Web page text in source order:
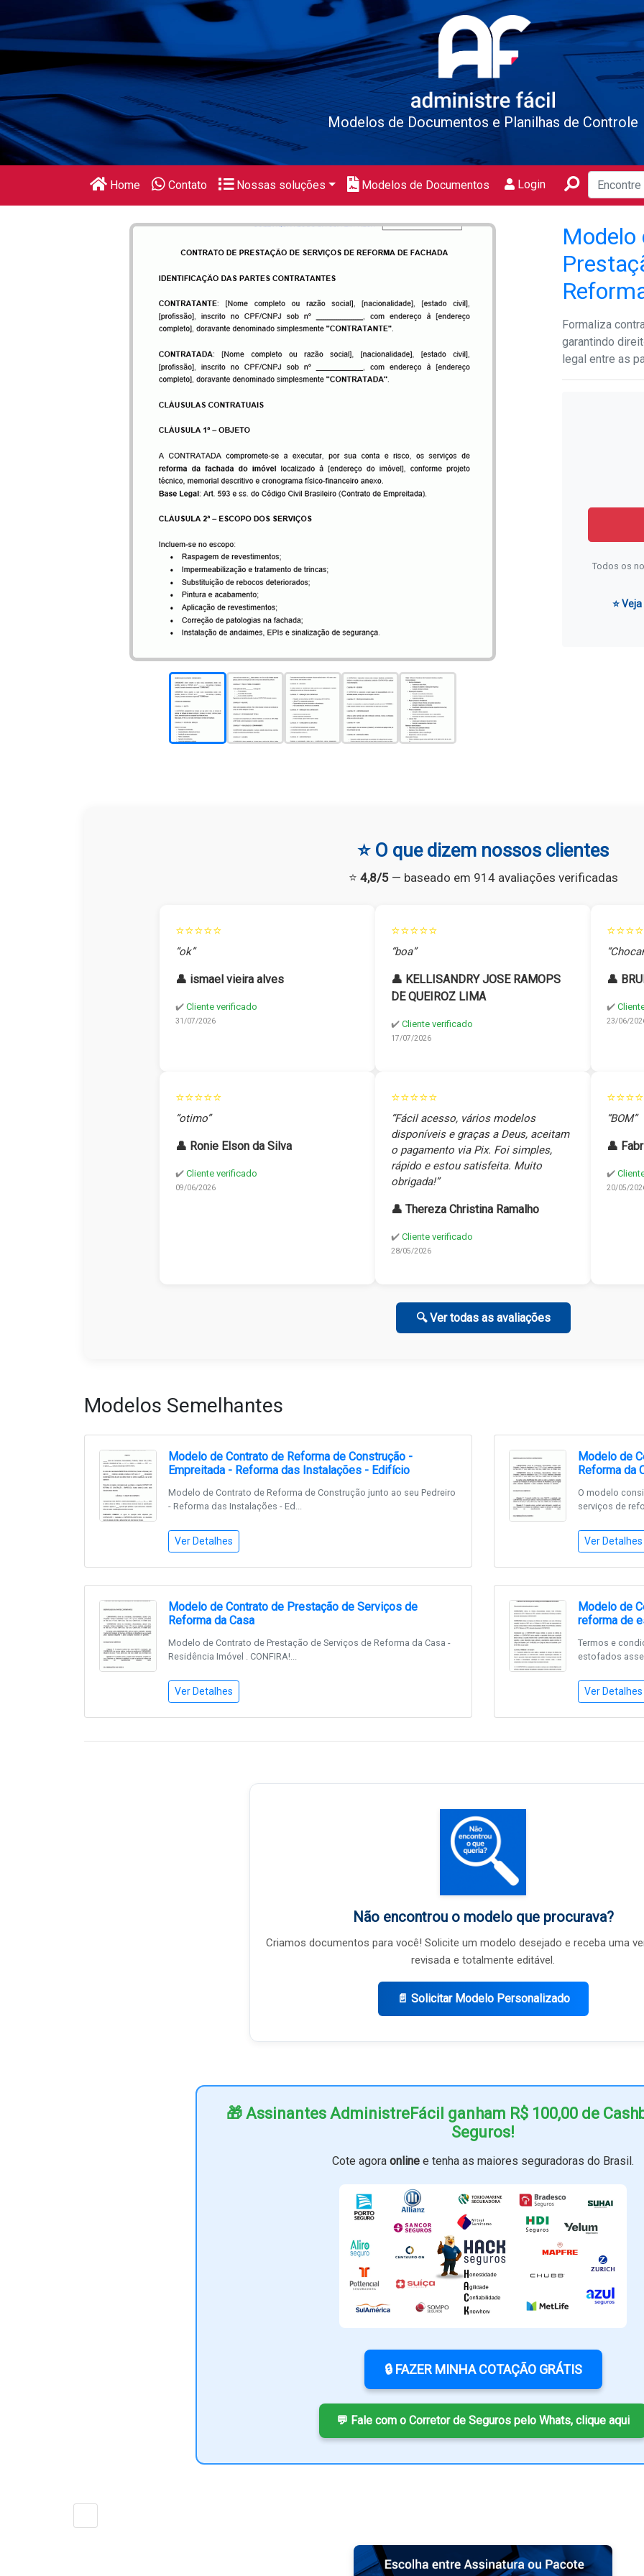
Modelos de Documentos e Planilhas de Controle
Home Contato Nossas soluções Modelos de Documentos Login
Modelo
Formaliza
garantindo
legal entre as
Todos os
⭐
⭐ O que dizem nossos clientes
⭐ 4,8/5— baseado em 914 avaliações verificadas
⭐⭐⭐⭐⭐
“ok”
👤 ismael vieira alves
✔️ Cliente verificado
31/07/2026
⭐⭐⭐⭐⭐
“boa”
👤 KELLISANDRY JOSE RAMOPS
DE QUEIROZ LIMA
✔️ Cliente verificado
17/07/2026
👤
✔️
23/06/
⭐⭐⭐⭐⭐
“otimo”
👤 Ronie Elson da Silva
✔️ Cliente verificado
09/06/2026
⭐⭐⭐⭐⭐
“Fácil acesso, vários modelos
disponíveis e graças a Deus, aceitam
o pagamento via Pix. Foi simples,
rápido e estou satisfeita. Muito
obrigada!”
👤 Thereza Christina Ramalho
✔️ Cliente verificado
28/05/2026
“BOM”
👤
✔️
20/05/
🔍 Ver todas as avaliações
Modelos Semelhantes
Modelo de Contrato de Reforma de Construção -
Empreitada - Reforma das Instalações - Edifício
Modelo de Contrato de Reforma de Construção junto ao seu Pedreiro
- Reforma das Instalações - Ed...
Ver Detalhes
Modelo de
Reforma da
O modelo
serviços de
Ver Detalhes
Modelo de Contrato de Prestação de Serviços de
Reforma da Casa
Modelo de Contrato de Prestação de Serviços de Reforma da Casa -
Residência Imóvel . CONFIRA!...
Ver Detalhes
Modelo de
reforma de
Termos e
estofados
Ver Detalhes
Não encontrou o modelo que procurava?
Criamos documentos para você! Solicite um modelo desejado e receba uma
revisada e totalmente editável.
📄 Solicitar Modelo Personalizado
🎁 Assinantes AdministreFácil ganham R$ 100,00 de
Seguros!
Cote agora online e tenha as maiores seguradoras do Brasil.
🔒 FAZER MINHA COTAÇÃO GRÁTIS
💬 Fale com o Corretor de Seguros pelo Whats, clique aqui